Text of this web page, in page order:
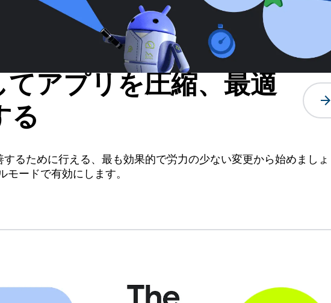
アプリを圧縮、最適
る
arrow_forward
るために行える、最も効果的で労力の少ない変更から始めましょ
モードで有効にします。